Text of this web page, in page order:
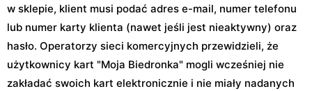
w sklepie, klient musi podać adres e-mail, numer telefonu
lub numer karty klienta (nawet jeśli jest nieaktywny) oraz
hasło. Operatorzy sieci komercyjnych przewidzieli, że
użytkownicy kart "Moja Biedronka" mogli wcześniej nie
zakładać swoich kart elektronicznie i nie miały nadanych